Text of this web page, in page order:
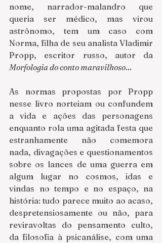
nome, narrador-malandro que
queria ser médico, mas virou
astrônomo, tem um caso com
Norma, filha de seu analista Vladimir
Morfologia do conto maravilhoso...
As normas propostas por Propp
nesse livro norteiam ou confundem
a vida e ações das personagens
enquanto rola uma agitada festa que
estranhamente não comemora
nada, divagações e questionamentos
sobre os lances de uma guerra em
algum lugar no cosmos, idas e
vindas no tempo e no espaço, na
história: tudo parece muito ao acaso,
despretensiosamente ou não, para
reviravoltas do pensamento culto,
da filosofia à psicanálise, com uma